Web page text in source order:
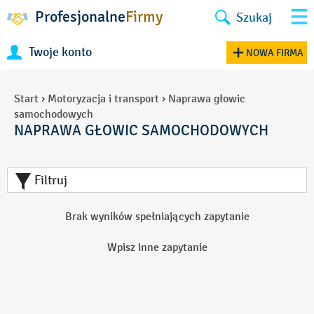
ProfesjonalneFirmy Szukaj
Twoje konto NOWA FIRMA
Start › Motoryzacja i transport › Naprawa głowic
samochodowych
NAPRAWA GŁOWIC SAMOCHODOWYCH
Filtruj
Brak wyników spełniających zapytanie
Wpisz inne zapytanie